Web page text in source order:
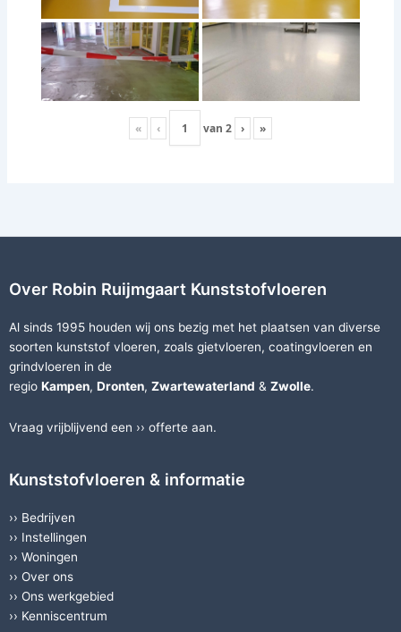
« ‹ van 2 › »
Over Robin Ruijmgaart Kunststofvloeren
Al sinds 1995 houden wij ons bezig met het plaatsen van diverse
soorten kunststof vloeren, zoals gietvloeren, coatingvloeren en
grindvloeren in de
regio Kampen, Dronten, Zwartewaterland & Zwolle.
Vraag vrijblijvend een ›› offerte aan.
Kunststofvloeren & informatie
›› Bedrijven
›› Instellingen
›› Woningen
›› Over ons
›› Ons werkgebied
›› Kenniscentrum